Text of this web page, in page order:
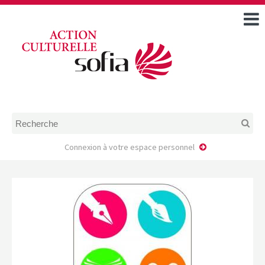
DOSSIERS DE DEMANDE
FAIRE UNE DEMANDE D’AIDE
MODÈLE D’ACCORD DE
PRESTATION
PROJET
Connexion à votre espace personnel